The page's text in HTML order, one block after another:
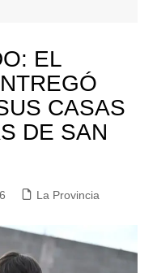
EL
CASAS
DE SAN
La Provincia